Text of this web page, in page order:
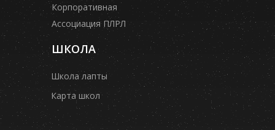
Школа лапты
Карта школ
Корпоративная
Ассоциация ПЛРЛ
ШКОЛА